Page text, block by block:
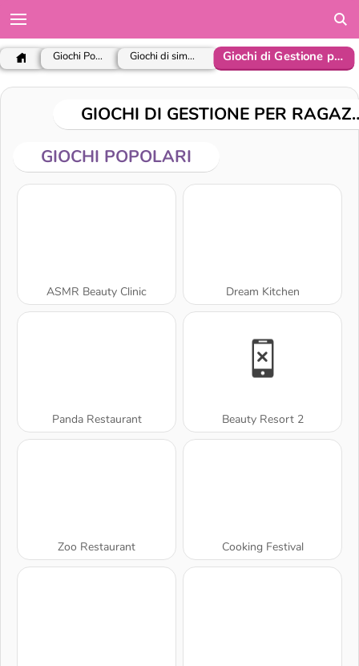
Giochi Popolari Giochi di simulazione Giochi di Gestione per ragazze
GIOCHI DI
GIOCHI POPOLARI
ASMR Beauty Clinic Dream Kitchen
Panda Restaurant Beauty Resort 2
Zoo Restaurant Cooking Festival